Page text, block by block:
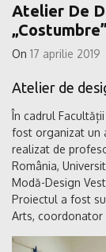
Atelier De
„Costumbre”
On 17 aprilie 2019
Atelier de
În cadrul
fost organizat un
realizat de
România,
Modă-Design
Proiectul a fost
Arts, coordonator